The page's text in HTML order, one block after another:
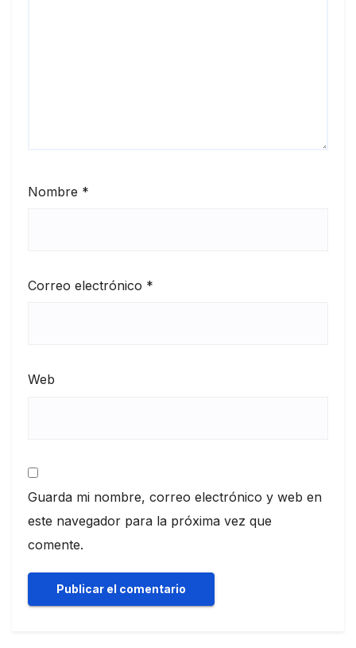
Nombre *
Correo electrónico *
Web
Guarda mi nombre, correo electrónico y web en
este navegador para la próxima vez que
comente.